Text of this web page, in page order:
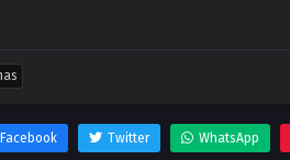
Facebook Twitter WhatsApp